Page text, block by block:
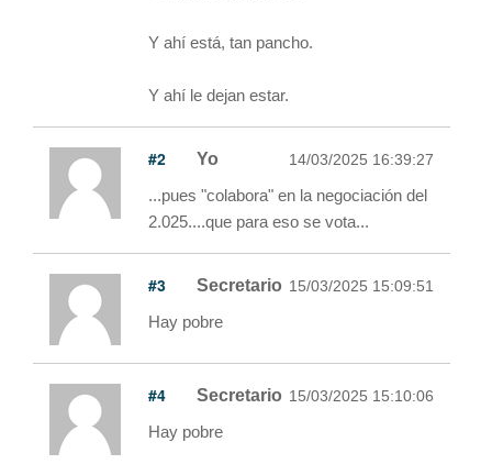
Y ahí está, tan pancho.
Y ahí le dejan estar.
#2 Yo 14/03/2025 16:39:27
...pues "colabora" en la negociación del
2.025....que para eso se vota...
#3 Secretario 15/03/2025 15:09:51
Hay pobre
#4 Secretario 15/03/2025 15:10:06
Hay pobre